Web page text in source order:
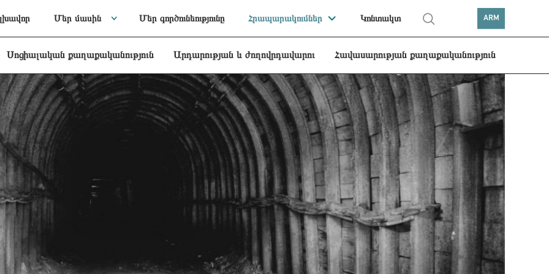
Մեր մասին Մեր գործունեությունը Հրապարակումներ Կոնտակտ ARM
Սոցիալական քաղաքականություն Արդարության և ժողովրդավարու Հավասարության քաղաքականություն